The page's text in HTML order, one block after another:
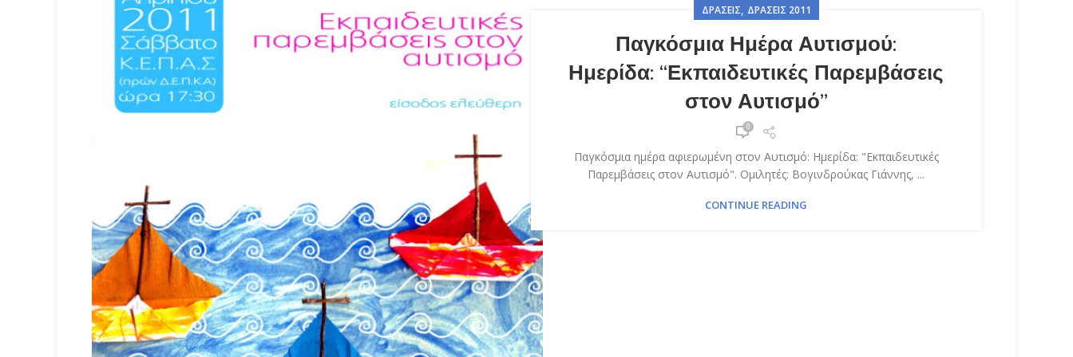
ΔΡΆΣΕΙΣ, ΔΡΆΣΕΙΣ 2011
Παγκόσμια Ημέρα Αυτισμού:
Ημερίδα: “Εκπαιδευτικές Παρεμβάσεις
στον Αυτισμό”
0
Παγκόσμια ημέρα αφιερωμένη στον Αυτισμό: Ημερίδα: "Εκπαιδευτικές
Παρεμβάσεις στον Αυτισμό". Ομιλητές: Βογινδρούκας Γιάννης, ...
CONTINUE READING